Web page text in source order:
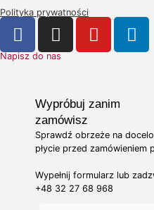
Polityka prywatności
Napisz do nas
Wypróbuj zanim
zamówisz
Sprawdź obrzeże na
płycie przed zamówieniem
Wypełnij formularz lub
+48 32 27 68 968